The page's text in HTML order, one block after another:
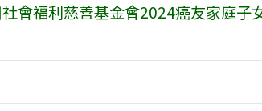
社會福利慈善基金會2024癌友家庭